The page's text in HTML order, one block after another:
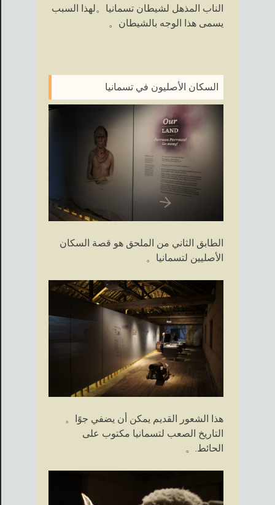
الناب المذهل لشيطان تسمانيا。لهذا السبب
يسمى هذا الوجه بالشيطان。
السكان الأصليون في تسمانيا
الطابق الثاني من الملحق هو قصة السكان
الأصليين لتسمانيا。
هذا الشعور القديم يمكن أن يضفي جوًا。
التاريخ الصعب لتسمانيا مكتوب على
الحائط.。